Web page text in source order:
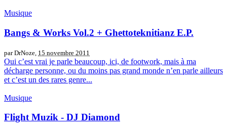
Musique
Bangs & Works Vol.2 + Ghettoteknitianz E.P.
par DrNoze, 15 novembre 2011
Oui c’est vrai je parle beaucoup, ici, de footwork, mais à ma
décharge personne, ou du moins pas grand monde n’en parle ailleurs
et c’est un des rares genre...
Musique
Flight Muzik - DJ Diamond